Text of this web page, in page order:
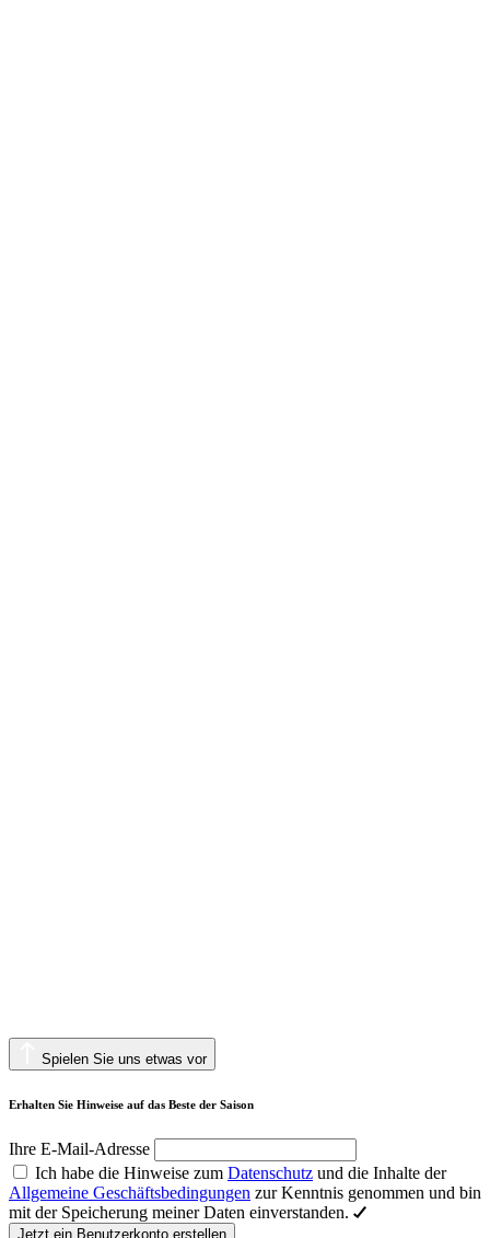
Spielen Sie uns etwas vor
Erhalten Sie Hinweise auf das Beste der Saison
Ihre E-Mail-Adresse
Ich habe die Hinweise zum Datenschutz und die Inhalte der
Allgemeine Geschäftsbedingungen zur Kenntnis genommen und bin
mit der Speicherung meiner Daten einverstanden.
Jetzt ein Benutzerkonto erstellen